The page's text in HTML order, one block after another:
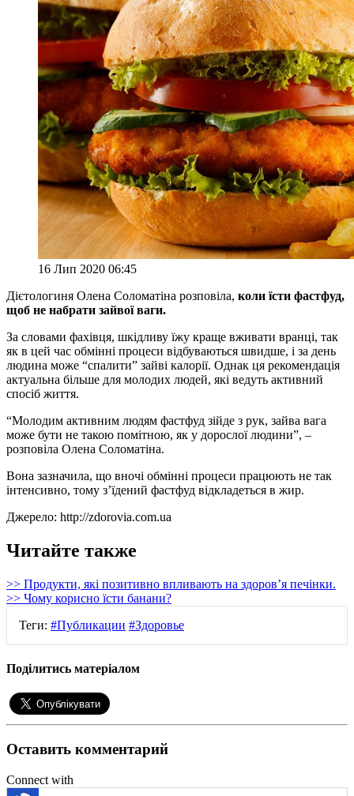
16 Лип 2020 06:45
Дієтологиня Олена Соломатіна розповіла, коли їсти фастфуд,
щоб не набрати зайвої ваги.
За словами фахівця, шкідливу їжу краще вживати вранці, так
як в цей час обмінні процеси відбуваються швидше, і за день
людина може “спалити” зайві калорії. Однак ця рекомендація
актуальна більше для молодих людей, які ведуть активний
спосіб життя.
“Молодим активним людям фастфуд зійде з рук, зайва вага
може бути не такою помітною, як у дорослої людини”, –
розповіла Олена Соломатіна.
Вона зазначила, що вночі обмінні процеси працюють не так
інтенсивно, тому з’їдений фастфуд відкладеться в жир.
Джерело: http://zdorovia.com.ua
Читайте также
>> Продукти, які позитивно впливають на здоров’я печінки.
>> Чому корисно їсти банани?
Теги: #Публикации #Здоровье
Поділитись матеріалом
Оставить комментарий
Connect with